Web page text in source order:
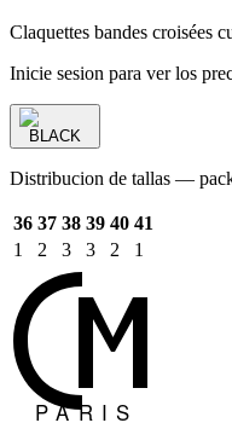
Claquettes bandes croisées
Inicie sesion para ver los
BLACK
Distribucion de tallas —
36 37 38 39 40 41
1
2 3 3 2 1